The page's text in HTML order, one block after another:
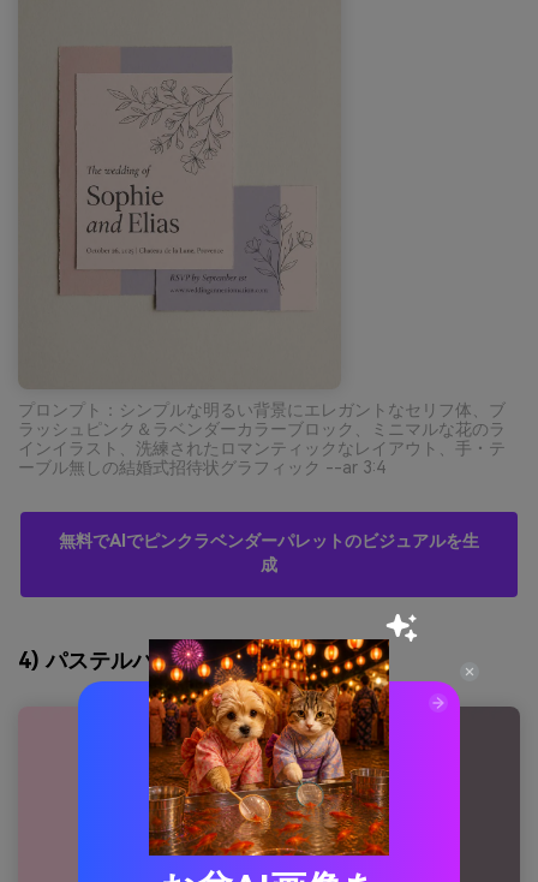
プロンプト：シンプルな明るい背景にエレガントなセリフ体、ブ
ラッシュピンク＆ラベンダーカラーブロック、ミニマルな花のラ
インイラスト、洗練されたロマンティックなレイアウト、手・テ
ーブル無しの結婚式招待状グラフィック --ar 3:4
無料でAIでピンクラベンダーパレットのビジュアルを生
成
4) パステルパフェ